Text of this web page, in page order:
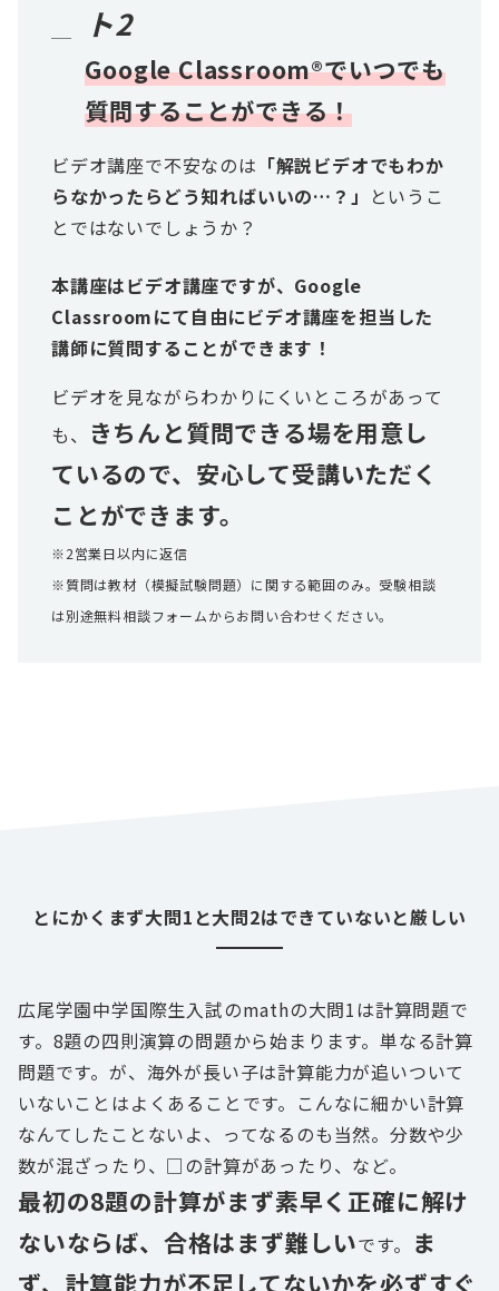
ト2
Google Classroom®でいつでも
質問することができる！
ビデオ講座で不安なのは 「解説ビデオでもわか
らなかったらどう知ればいいの…？」 というこ
とではないでしょうか？
本講座はビデオ講座ですが、Google
Classroomにて自由にビデオ講座を担当した
講師に質問することができます！
ビデオを見ながらわかりにくいところがあって
も、
きちんと質問できる場を用意し
ているので、安心して受講いただく
ことができます。
※2営業日以内に返信
※質問は教材（模擬試験問題）に関する範囲のみ。受験相談
は別途無料相談フォームからお問い合わせください。
とにかくまず大問1と大問2はできていないと厳しい
広尾学園中学国際生入試のmathの大問1は計算問題で
す。8題の四則演算の問題から始まります。単なる計算
問題です。が、海外が長い子は計算能力が追いついて
いないことはよくあることです。こんなに細かい計算
なんてしたことないよ、ってなるのも当然。分数や少
数が混ざったり、□の計算があったり、など。
最初の8題の計算がまず素早く正確に解け
ないならば、合格はまず難しいです。 ま
ず、計算能力が不足してないかを必ずすぐ